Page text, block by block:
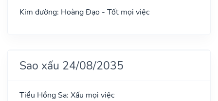
Kim đường: Hoàng Đạo - Tốt mọi việc
Sao xấu 24/08/2035
Tiểu Hồng Sa: Xấu mọi việc